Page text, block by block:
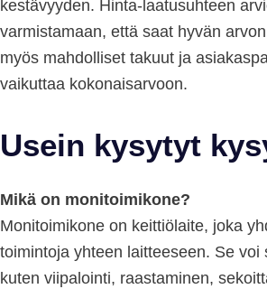
kestävyyden. Hinta-laatusuhteen
varmistamaan, että saat hyvän
myös mahdolliset takuut ja
vaikuttaa kokonaisarvoon.
Usein kysytyt
Mikä on monitoimikone?
Monitoimikone on keittiölaite, joka
toimintoja yhteen laitteeseen. Se voi
kuten viipalointi, raastaminen,